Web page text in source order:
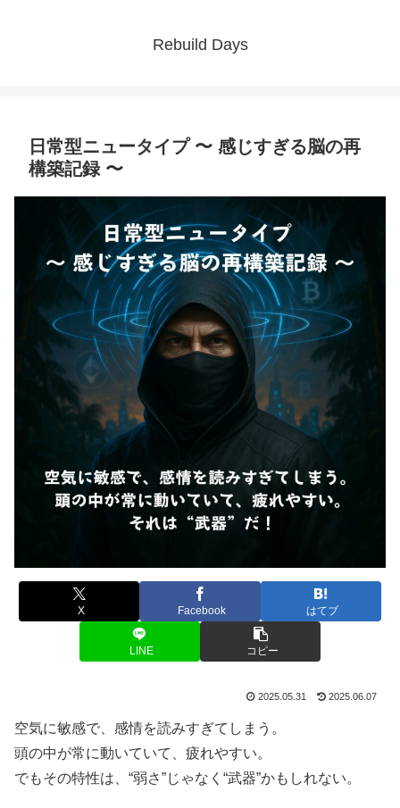
Rebuild Days
日常型ニュータイプ 〜 感じすぎる脳の再
構築記録 〜
X Facebook はてブ
LINE コピー
2025.05.31 2025.06.07
空気に敏感で、感情を読みすぎてしまう。
頭の中が常に動いていて、疲れやすい。
でもその特性は、“弱さ”じゃなく“武器”かもしれない。